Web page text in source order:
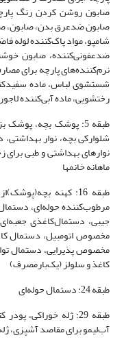
صابون روشن کردن رنگ
صابون ضدعرق بدن، صابون،
شامپو، مواد پاک‌کننده لوله
ضدعفونی‌کننده، صابون
نرم‌کننده‌های پارچه برای
شستشوی لباس، ماده
رختشویی، ماده آبی‌کننده
طبقه 5: پوشک بچه،
شلوارکی بچه، نوار
نوارهای بهداشتی و طبی
ماهانه خانمها
طبقه 16: کهنه
مرطوب‌کننده حوله‌ای،
جیبی، دستمال‌کاغذی
مخصوص اتومبیل، دستمال
مخصوص پذیرایی، دستمال
کاغذ و سلولز (یک‌بارمصرف)
طبقه 24: دستمال حوله‌ای
طبقه 29: ژله خوراکی،
آب‌لیمو برای مقاصد آشپزی،